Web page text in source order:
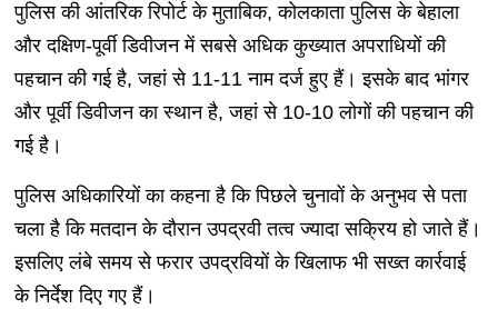
पुलिस की आंतरिक रिपोर्ट के मुताबिक, कोलकाता पुलिस के बेहाला
और दक्षिण-पूर्वी डिवीजन में सबसे अधिक कुख्यात अपराधियों की
पहचान की गई है, जहां से 11-11 नाम दर्ज हुए हैं। इसके बाद भांगर
और पूर्वी डिवीजन का स्थान है, जहां से 10-10 लोगों की पहचान की
गई है।
पुलिस अधिकारियों का कहना है कि पिछले चुनावों के अनुभव से पता
चला है कि मतदान के दौरान उपद्रवी तत्व ज्यादा सक्रिय हो जाते हैं।
इसलिए लंबे समय से फरार उपद्रवियों के खिलाफ भी सख्त कार्रवाई
के निर्देश दिए गए हैं।